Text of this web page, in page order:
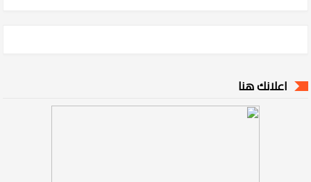
اعلانك هنا